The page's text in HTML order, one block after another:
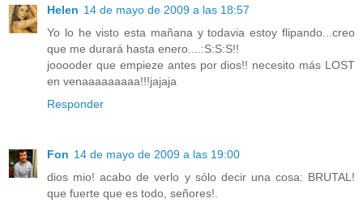
Helen 14 de mayo de 2009 a las 18:57
Yo lo he visto esta mañana y todavia estoy flipando...creo
que me durará hasta enero....:S:S:S!!
jooooder que empieze antes por dios!! necesito más LOST
en venaaaaaaaaa!!!jajaja
Responder
Fon 14 de mayo de 2009 a las 19:00
dios mio! acabo de verlo y sólo decir una cosa: BRUTAL!
que fuerte que es todo, señores!.